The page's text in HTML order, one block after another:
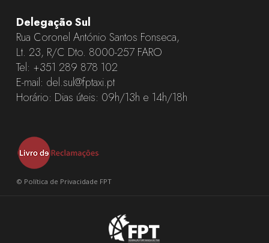
Delegação Sul
Rua Coronel António Santos Fonseca,
Lt. 23, R/C Dto. 8000-257 FARO
Tel: +351 289 878 102
E-mail: del.sul@fptaxi.pt
Horário: Dias úteis: 09h/13h e 14h/18h
© Política de Privacidade FPT